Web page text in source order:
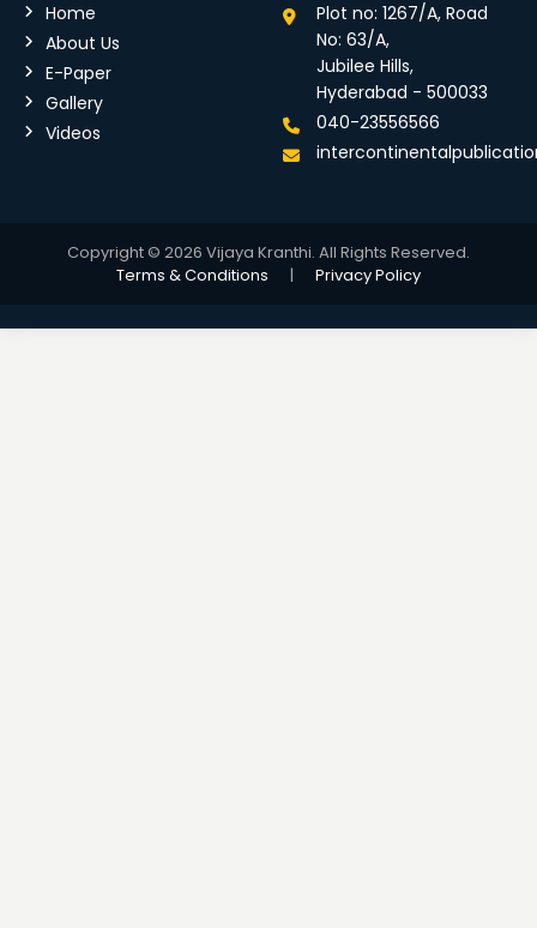
Home
About Us
E-Paper
Gallery
Videos
Plot no: 1267/A, Road
No: 63/A,
Jubilee Hills,
Hyderabad - 500033
040-23556566
Copyright © 2026 Vijaya Kranthi. All Rights Reserved.
Terms & Conditions
| Privacy Policy